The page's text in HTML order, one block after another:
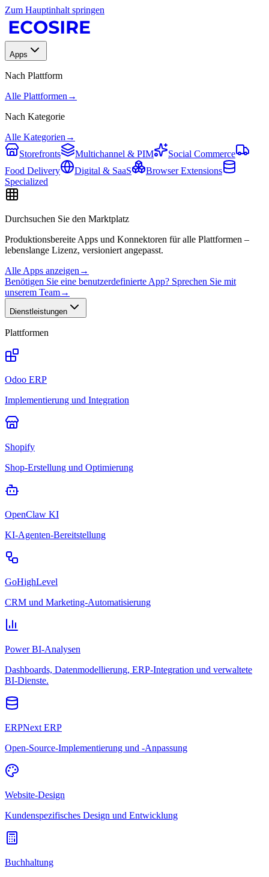
Zum Hauptinhalt springen
Apps
Nach Plattform
Alle Plattformen →
Nach Kategorie
Alle Kategorien →
Storefronts
Multichannel & PIM
Social Commerce
Food Delivery
Digital & SaaS
Browser Extensions
Specialized
Durchsuchen Sie den Marktplatz
Produktionsbereite Apps und Konnektoren für alle Plattformen –
lebenslange Lizenz, versioniert angepasst.
Alle Apps anzeigen →
Benötigen Sie eine benutzerdefinierte App? Sprechen Sie mit
unserem Team→
Dienstleistungen
Plattformen
Odoo ERP
Implementierung und Integration
Shopify
Shop-Erstellung und Optimierung
OpenClaw KI
KI-Agenten-Bereitstellung
GoHighLevel
CRM und Marketing-Automatisierung
Power BI-Analysen
Dashboards, Datenmodellierung, ERP-Integration und verwaltete
BI-Dienste.
ERPNext ERP
Open-Source-Implementierung und -Anpassung
Website-Design
Kundenspezifisches Design und Entwicklung
Buchhaltung